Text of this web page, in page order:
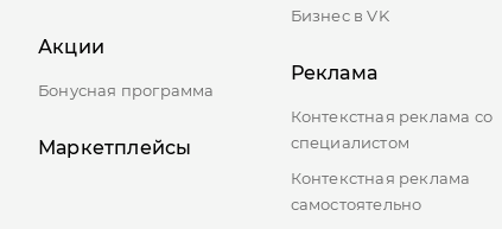
Акции
Бонусная программа
Маркетплейсы
Бизнес в VK
Реклама
Контекстная реклама со
специалистом
Контекстная реклама
самостоятельно